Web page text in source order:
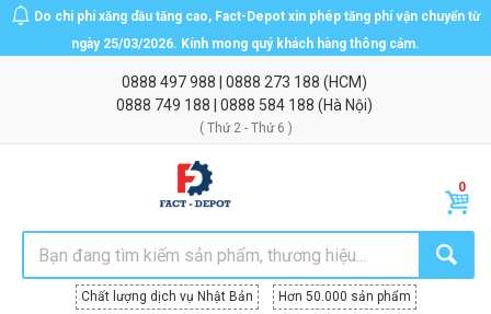
Do chi phí xăng dầu tăng cao, Fact-Depot xin phép tăng phí vận chuyển từ
ngày 25/03/2026. Kính mong quý khách hàng thông cảm.
0888 497 988 0888 273 188 (HCM)
0888 749 188
0888 584 188 (Hà Nội)
( Thứ 2 - Thứ 6 )
Chất lượng dịch vụ Nhật Bản Hơn 50.000 sản phẩm